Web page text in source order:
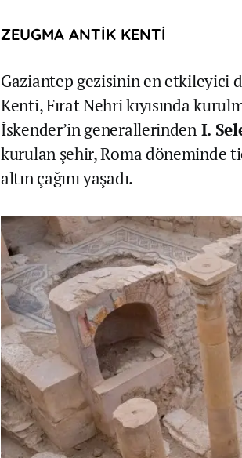
ZEUGMA ANTİK KENTİ
Gaziantep gezisinin en etkileyici
Kenti, Fırat Nehri kıyısında
İskender’in generallerindenI.
kurulan şehir, Roma döneminde
altın çağını yaşadı.